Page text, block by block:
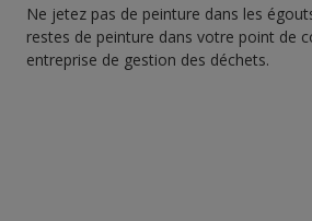
Ne jetez pas de peinture dans les
restes de peinture dans votre point de
entreprise de gestion des déchets.